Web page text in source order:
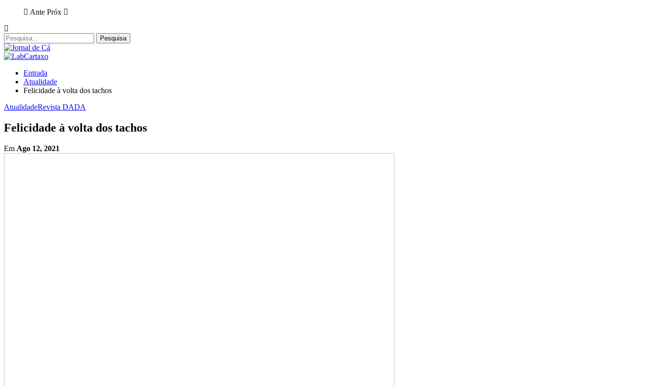
Ante Próx
Entrada
Atualidade
Felicidade à volta dos tachos
AtualidadeRevista DADA
Felicidade à volta dos tachos
Em Ago 12, 2021